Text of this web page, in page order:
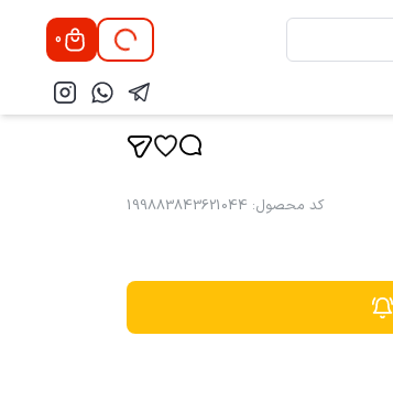
0
کد محصول:
199883843621044